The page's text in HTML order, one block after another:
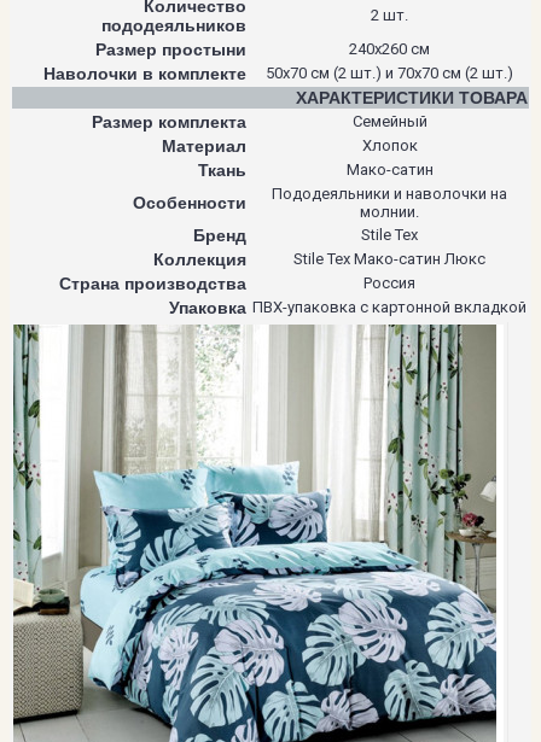
Количество
пододеяльников
2 шт.
Размер простыни 240х260 см
Наволочки в комплекте 50х70 см (2 шт.) и 70х70 см (2 шт.)
ХАРАКТЕРИСТИКИ ТОВАРА
Размер комплекта
Семейный
Материал Хлопок
Ткань Мако-сатин
Особенности
Пододеяльники и наволочки на
молнии.
Бренд Stile Tex
Коллекция Stile Tex Мако-сатин Люкс
Страна производства Россия
Упаковка ПВХ-упаковка с картонной вкладкой